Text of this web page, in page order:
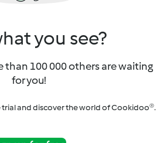
you see?
than 100 000 others are waiting
for you!
trial and discover the world of Cookidoo®.